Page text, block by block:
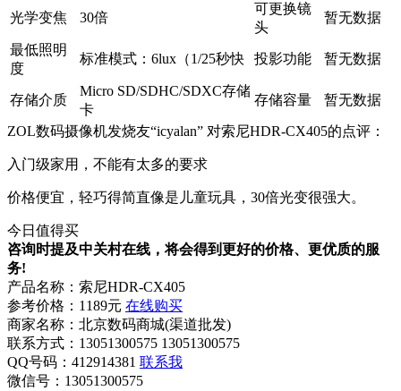
光学变焦 30倍
可更换镜
头
暂无数据
最低照明
度
标准模式：6lux（1/25秒快 投影功能 暂无数据
存储介质
Micro SD/SDHC/SDXC存储
卡
存储容量 暂无数据
ZOL数码摄像机发烧友“icyalan” 对索尼HDR-CX405的点评：
入门级家用，不能有太多的要求
价格便宜，轻巧得简直像是儿童玩具，30倍光变很强大。
今日值得买
咨询时提及中关村在线，将会得到更好的价格、更优质的服
务!
产品名称： 索尼HDR-CX405
参考价格： 1189元 在线购买
商家名称： 北京数码商城(渠道批发)
联系方式： 13051300575 13051300575
QQ号码：412914381 联系我
微信号： 13051300575